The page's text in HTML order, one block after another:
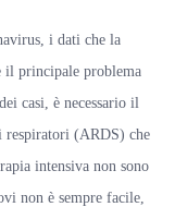
i dati che la
il principale problema
casi, è necessario il
respiratori (ARDS) che
intensiva non sono
non è sempre facile,